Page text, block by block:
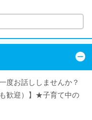
度お話ししませんか？
歓迎）】★子育て中の